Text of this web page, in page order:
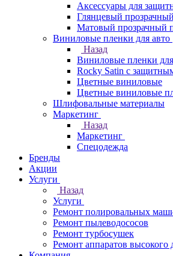
Аксессуары для
Глянцевый
Матовый прозрачный
Виниловые пленки для авто
Назад
Виниловые пленки
Rocky Satin с
Цветные виниловые
Цветные виниловые
Шлифовальные материалы
Маркетинг
Назад
Маркетинг
Спецодежда
Бренды
Акции
Услуги
Назад
Услуги
Ремонт полировальных
Ремонт пылеводососов
Ремонт турбосушек
Ремонт аппаратов высокого